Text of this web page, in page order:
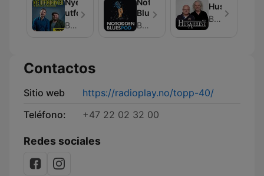
Nye
utfordringer
Bauer Media
Notodden
BluesPod
Bauer Media
Husarrest
Bauer Media
Contactos
Sitio web
https://radioplay.no/topp-40/
Teléfono:
+47 22 02 32 00
Redes sociales